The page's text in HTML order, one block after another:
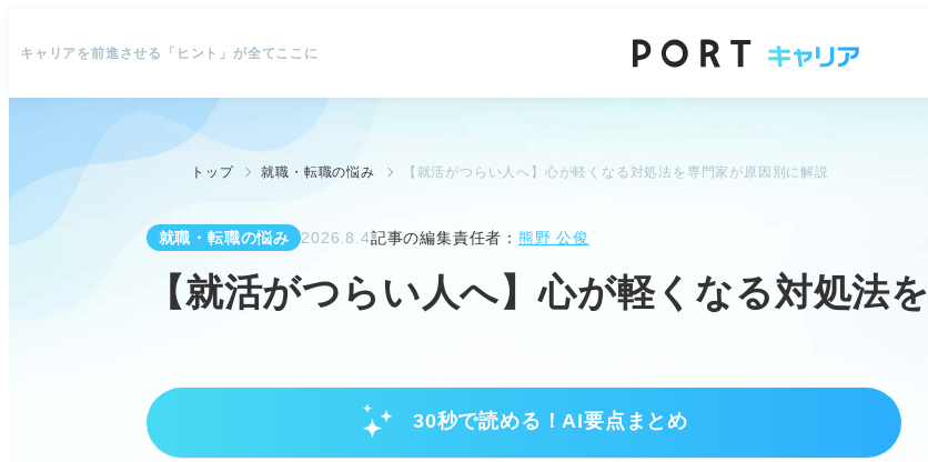
キャリアを前進させる「ヒント」が全てここに
トップ 就職・転職の悩み 【就活がつらい人へ】心が軽くなる対処法を専門家が原因別に解説
就職・転職の悩み 2026.8.4記事の編集責任者：熊野 公俊
【就活がつらい人へ】心が軽くなる対処法
30秒で読める！AI要点まとめ
プロが分析！就活がつらいと感じる9つの主な原因